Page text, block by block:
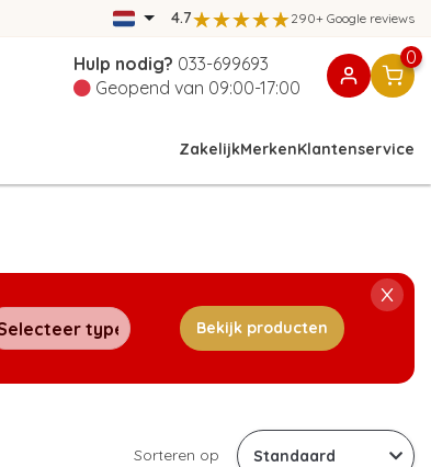
4.7 290+ Google reviews
Hulp nodig? 033-699693
Geopend van 09:00-17:00
0
ZakelijkMerkenKlantenservice
Bekijk producten
Sorteren op